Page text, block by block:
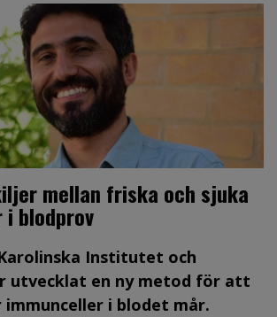
mellan friska och sjuka
blodprov
Institutet och
utvecklat en ny metod för att
immunceller i blodet mår.